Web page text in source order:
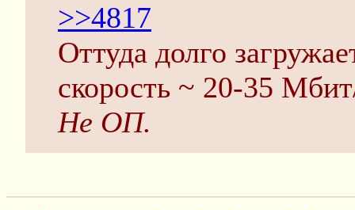
>>4817
Оттуда долго
скорость ~ 20-35
Не ОП.